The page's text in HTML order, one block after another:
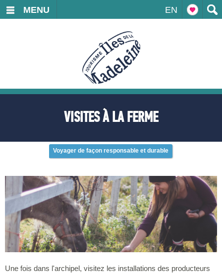
EN
MENU
VISITES À LA FERME
Voyager de façon responsable et durable
Une fois dans l'archipel, visitez les installations des producteurs